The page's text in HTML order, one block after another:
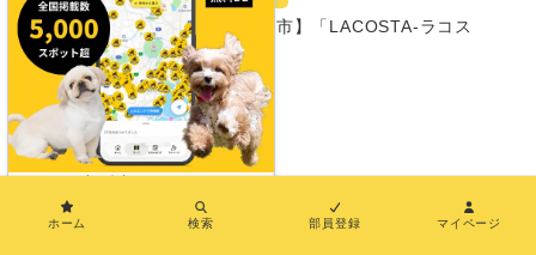
【岡山・瀬戸内市】「LACOSTA-ラコス
タ-」
グランピング
同室宿泊OK
部屋食プランあり
中型犬まで
ホーム 検索 部員登録 マイページ